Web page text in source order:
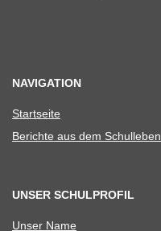
NAVIGATION
Start­seite
Berichte aus dem Schulleben
UNSER SCHULPROFIL
Unser Name